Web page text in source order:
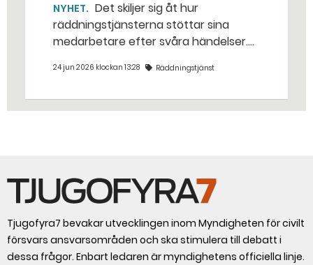
NYHET
räddningstjänsterna stöttar sina
medarbetare efter svåra händelser.
kartlagt stödet och tagit fram förslag
24 jun 2026 klockan 13:28 Räddningstjänst
Tjugofyra7 bevakar utvecklingen inom Myndigheten för civilt
försvars ansvarsområden och ska stimulera till debatt i
dessa frågor. Enbart ledaren är myndighetens officiella linje.